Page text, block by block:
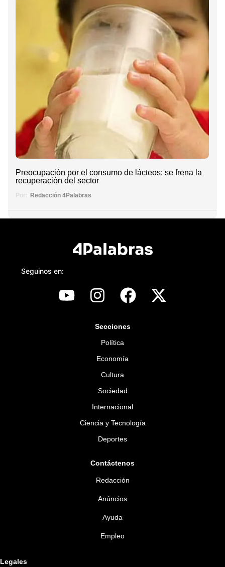
Preocupación por el consumo de lácteos: se frena la
recuperación del sector
Por: Redacción 4Palabras
Seguinos en:
Secciones
Política
Economía
Cultura
Sociedad
Internacional
Ciencia y Tecnología
Deportes
Contáctenos
Redacción
Anúncios
Ayuda
Empleo
Legales